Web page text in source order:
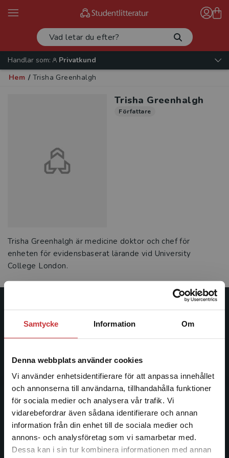
Samtycke Information Om
Denna webbplats använder cookies
Vi använder enhetsidentifierare för att anpassa innehållet
och annonserna till användarna, tillhandahålla funktioner
för sociala medier och analysera vår trafik. Vi
vidarebefordrar även sådana identifierare och annan
information från din enhet till de sociala medier och
annons- och analysföretag som vi samarbetar med.
Dessa kan i sin tur kombinera informationen med annan
Begränsad fraktregion
Handlar som:
Privatkund
Hem / Trisha Greenhalgh
Trisha Greenhalgh
Författare
Trisha Greenhalgh är medicine doktor och chef för
enheten för evidensbaserat lärande vid University
College London.
Studentlitteratur
Studentlitteratur grundades 1963 och är idag Sveriges
facklitteratur, utbildningar och digitala
informationstjänster i utbudet, finns Studentlitteratur med
längs hela kunskapsresan.
Kontakta oss
Kontakta oss